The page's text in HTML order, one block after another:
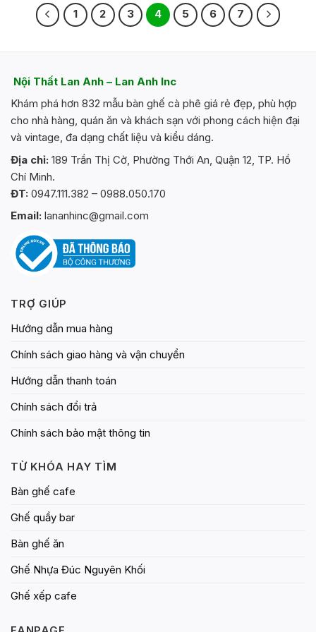
1 2 3 4 5 6 7
Nội Thất Lan Anh – Lan Anh Inc
Khám phá hơn 832 mẫu bàn ghế cà phê giá rẻ đẹp, phù hợp
cho nhà hàng, quán ăn và khách sạn với phong cách hiện đại
và vintage, đa dạng chất liệu và kiểu dáng.
Địa chỉ: 189 Trần Thị Cờ, Phường Thới An, Quận 12, TP. Hồ
Chí Minh.
ĐT: 0947.111.382 – 0988.050.170
Email: lananhinc@gmail.com
TRỢ GIÚP
Hướng dẫn mua hàng
Chính sách giao hàng và vận chuyển
Hướng dẫn thanh toán
Chính sách đổi trả
Chính sách bảo mật thông tin
TỪ KHÓA HAY TÌM
Bàn ghế cafe
Ghế quầy bar
Bàn ghế ăn
Ghế Nhựa Đúc Nguyên Khối
Ghế xếp cafe